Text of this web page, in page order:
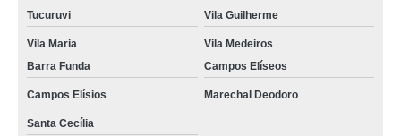
Tucuruvi Vila Guilherme
Vila Maria
Vila Medeiros
Barra Funda
Campos Elíseos
Campos Elísios Marechal Deodoro
Santa Cecília